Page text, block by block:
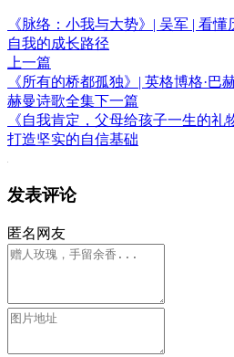
《脉络：小我与大势》| 吴军 | 看
自我的成长路径
上一篇
《所有的桥都孤独》| 英格博格·巴
赫曼诗歌全集下一篇
《自我肯定，父母给孩子一生的礼
打造坚实的自信基础
发表评论
匿名网友